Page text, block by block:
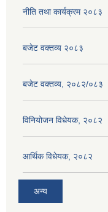
नीति तथा कार्यक्रम २०८३
बजेट वक्तव्य २०८३
बजेट वक्तव्य, २०८२/०८३
विनियोजन विधेयक, २०८२
आर्थिक विधेयक, २०८२
अन्य